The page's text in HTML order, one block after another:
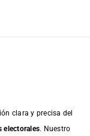
clara y precisa del
electorales. Nuestro